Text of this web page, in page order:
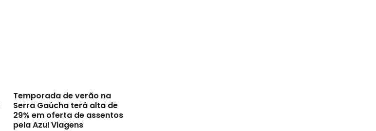
Temporada de verão na
Serra Gaúcha terá alta de
29% em oferta de assentos
pela Azul Viagens